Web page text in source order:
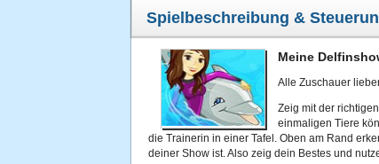
Spielbeschreibung &
Meine
Alle Zuschauer
Zeig mit der
einmaligen Tiere
die Trainerin in einer Tafel. Oben am Rand
deiner Show ist. Also zeig dein Bestes und